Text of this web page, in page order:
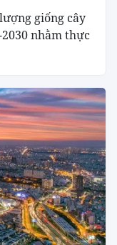
giống cây
nhằm thực